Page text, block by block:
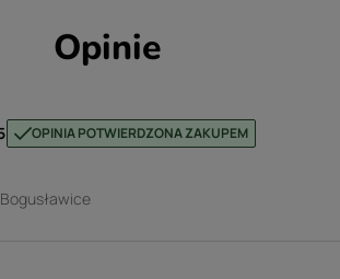
Opinie
OPINIA POTWIERDZONA ZAKUPEM